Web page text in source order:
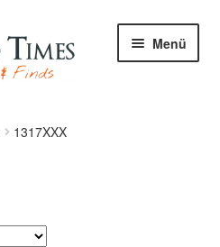
Menü
1317XXX